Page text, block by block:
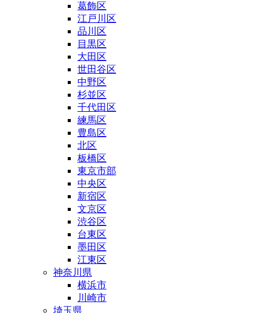
葛飾区
江戸川区
品川区
目黒区
大田区
世田谷区
中野区
杉並区
千代田区
練馬区
豊島区
北区
板橋区
東京市部
中央区
新宿区
文京区
渋谷区
台東区
墨田区
江東区
神奈川県
横浜市
川崎市
埼玉県